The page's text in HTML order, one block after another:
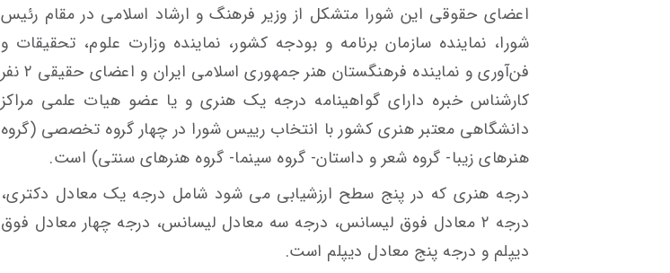
اعضای حقوقی این شورا متشکل از وزیر فرهنگ و ارشاد اسلامی در مقام رئیس
شورا، نماینده سازمان برنامه و بودجه کشور، نماینده وزارت علوم، تحقیقات و
فن‌آوری و نماینده فرهنگستان هنر جمهوری اسلامی ایران و اعضای حقیقی ۲ نفر
کارشناس خبره دارای گواهینامه درجه یک هنری و یا عضو هیات علمی مراکز
دانشگاهی معتبر هنری کشور با انتخاب رییس شورا در چهار گروه تخصصی (گروه
هنرهای زیبا- گروه شعر و داستان- گروه سینما- گروه هنرهای سنتی) است.
درجه هنری که در پنج سطح ارزشیابی می شود شامل درجه یک معادل دکتری،
درجه ۲ معادل فوق لیسانس، درجه سه معادل لیسانس، درجه چهار معادل فوق
دیپلم و درجه پنج معادل دیپلم است.